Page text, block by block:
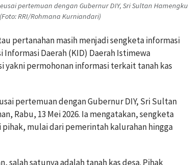
pertemuan dengan Gubernur DIY, Sri Sultan Hamengku
RRI/Rohmana Kurniandari)
pertanahan masih menjadi sengketa informasi
Daerah (KID) Daerah Istimewa
yakni permohonan informasi terkait tanah kas
pertemuan dengan Gubernur DIY, Sri Sultan
Rabu, 13 Mei 2026. Ia mengatakan, sengketa
mulai dari pemerintah kalurahan hingga
salah satunya adalah tanah kas desa. Pihak